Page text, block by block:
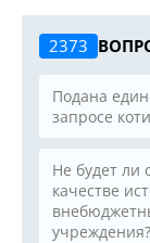
2373
Подана
запросе
Не будет ли
качестве
учреждения?